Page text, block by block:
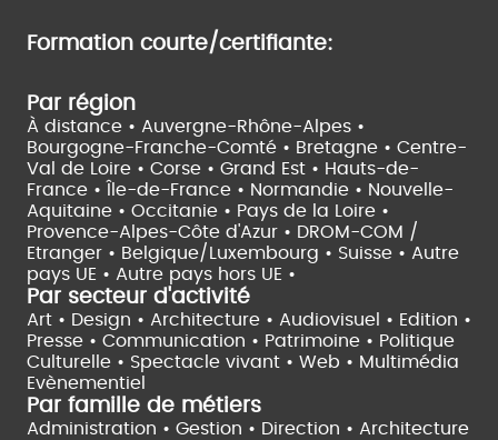
Formation courte/certifiante:
Par région
À distance • Auvergne-Rhône-Alpes •
Bourgogne-Franche-Comté • Bretagne • Centre-
Val de Loire • Corse • Grand Est • Hauts-de-
France •
Île-de-France • Normandie • Nouvelle-
Aquitaine • Occitanie • Pays de la Loire •
Provence-Alpes-Côte d'Azur • DROM-COM /
Etranger • Belgique/Luxembourg • Suisse • Autre
pays UE • Autre pays hors UE •
Par secteur d'activité
Art • Design • Architecture • Audiovisuel • Edition •
Presse • Communication • Patrimoine • Politique
Culturelle • Spectacle vivant • Web • Multimédia
Evènementiel
Par famille de métiers
Administration • Gestion • Direction • Architecture